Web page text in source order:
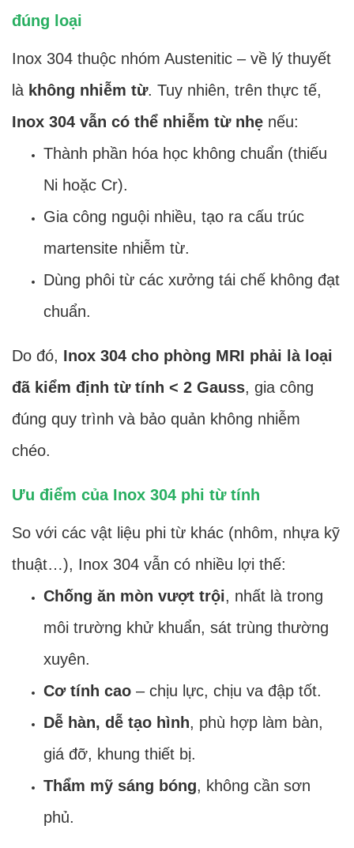
đúng loại
Inox 304 thuộc nhóm Austenitic – về lý thuyết
là không nhiễm từ. Tuy nhiên, trên thực tế,
Inox 304 vẫn có thể nhiễm từ nhẹ nếu:
Thành phần hóa học không chuẩn (thiếu
Ni hoặc Cr).
Gia công nguội nhiều, tạo ra cấu trúc
martensite nhiễm từ.
Dùng phôi từ các xưởng tái chế không đạt
chuẩn.
Do đó, Inox 304 cho phòng MRI phải là loại
đã kiểm định từ tính < 2 Gauss, gia công
đúng quy trình và bảo quản không nhiễm
chéo.
Ưu điểm của Inox 304 phi từ tính
So với các vật liệu phi từ khác (nhôm, nhựa kỹ
thuật…), Inox 304 vẫn có nhiều lợi thế:
Chống ăn mòn vượt trội, nhất là trong
môi trường khử khuẩn, sát trùng thường
xuyên.
Cơ tính cao – chịu lực, chịu va đập tốt.
Dễ hàn, dễ tạo hình, phù hợp làm bàn,
giá đỡ, khung thiết bị.
Thẩm mỹ sáng bóng, không cần sơn
phủ.